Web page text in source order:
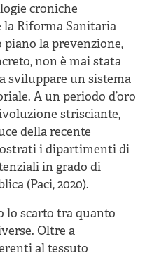
croniche
la Riforma Sanitaria
piano la prevenzione,
non è mai stata
sviluppare un sistema
A un periodo d’oro
strisciante,
della recente
i dipartimenti di
in grado di
(Paci, 2020).
lo scarto tra quanto
Oltre a
al tessuto